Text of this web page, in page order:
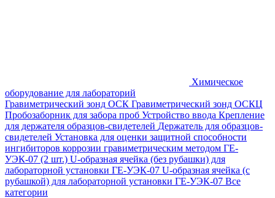
Химическое
оборудование для лабораторий
Гравиметрический зонд ОСК Гравиметрический зонд ОСКЦ
Пробозаборник для забора проб Устройство ввода Крепление
для держателя образцов-свидетелей Держатель для образцов-
свидетелей Установка для оценки защитной способности
ингибиторов коррозии гравиметрическим методом ГЕ-
УЭК-07 (2 шт.) U-образная ячейка (без рубашки) для
лабораторной установки ГЕ-УЭК-07 U-образная ячейка (с
рубашкой) для лабораторной установки ГЕ-УЭК-07 Все
категории